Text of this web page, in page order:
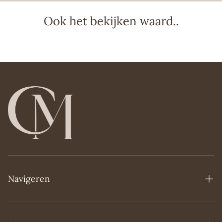
Geniet van de uitgebreide en betaalbare lijnen van Acqua
Wij proberen je bestelling altijd zo snel mogelijk te
Ook het bekijken waard..
Navigeren
Home